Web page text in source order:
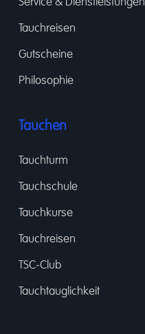
Service & Dienstleistungen
Tauchreisen
Gutscheine
Philosophie
Tauchen
Tauchturm
Tauchschule
Tauchkurse
Tauchreisen
TSC-Club
Tauchtauglichkeit